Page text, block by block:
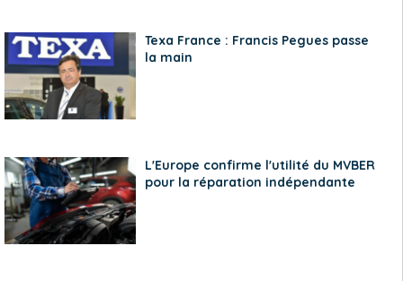
Texa France : Francis Pegues passe
la main
L'Europe confirme l'utilité du MVBER
pour la réparation indépendante